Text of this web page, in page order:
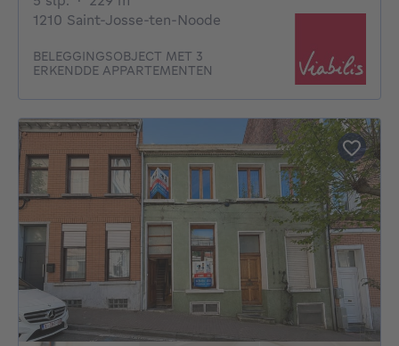
1210 Saint-Josse-ten-Noode
BELEGGINGSOBJECT MET 3
ERKENDDE APPARTEMENTEN